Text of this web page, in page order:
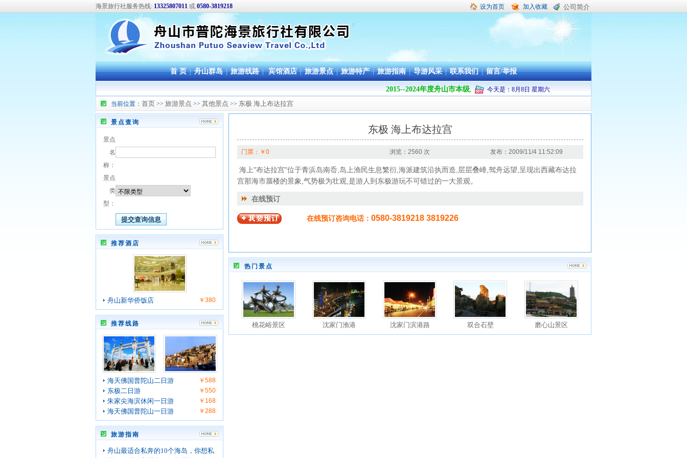
海景旅行社服务热线: 13325807011 或 0580-3819218 设为首页 加入收藏 公司简介
首 页 | 舟山群岛 | 旅游线路 | 宾馆酒店 | 旅游景点 | 旅游特产 | 旅游指南 | 导游风采 | 联系我们 | 留言/举报
2015--2024年度舟山市本级及普陀区机关企事业单位职工疗休养承办旅行社
今天是： 8月 8日 星期六
当前位置： 首页 >> 旅游景点 >> 其他景点 >> 东极 海上布达拉宫
景点查询
景点
名
称：
景点
类
型：
推荐酒店
舟山新华侨饭店 ￥380
推荐线路
海天佛国普陀山二日游 ￥588
东极二日游 ￥550
朱家尖海滨休闲一日游 ￥168
海天佛国普陀山一日游 ￥288
旅游指南
舟山最适合私奔的10个海岛，你想私
东极 海上布达拉宫
门票：￥0 浏览：2560 次 发布：2009/11/4 11:52:09
海上"布达拉宫"位于青浜岛南岙,岛上渔民生息繁衍,海派建筑沿执而造,层层叠嶂,驾舟远望,呈现出西藏布达拉
宫那海市蜃楼的景象,气势极为壮观,是游人到东极游玩不可错过的一大景观。
在线预订
在线预订咨询电话： 0580-3819218 3819226
热门景点
桃花峪景区 沈家门渔港 沈家门滨港路 双合石壁 磨心山景区